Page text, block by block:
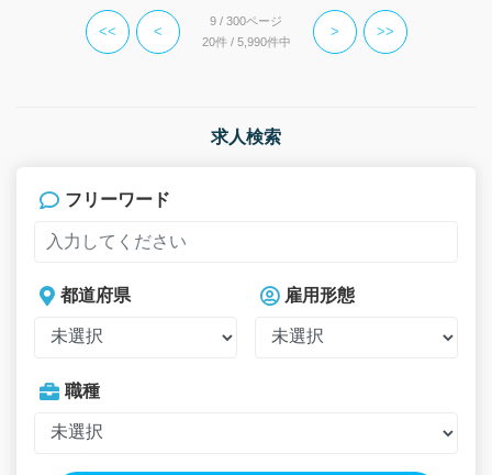
<< <
9 / 300ページ
20件 / 5,990件中
> >>
求人検索
フリーワード
都道府県 雇用形態
職種